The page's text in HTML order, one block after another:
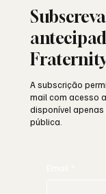
A subscrição
mail com acesso
disponível
pública.